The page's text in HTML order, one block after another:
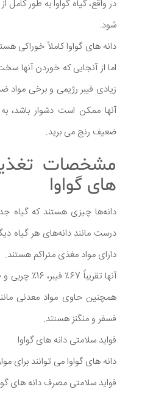
در واقع، گیاه گواوا به طور کامل
شود.
دانه های گواوا کاملاً خوراکی
اما از آنجایی که خوردن آنها
زیادی فیبر رژیمی و برخی
آنها ممکن است دشوار
ضعیف رنج می برید.
مشخصات
های گواوا
دانه‌ها چیزی هستند که گیاه
درست مانند دانه‌های هر گیاه
دارای مواد مغذی متراکم هستند.
همچنین حاوی مواد معدنی
فسفر و منگنز هستند.
فواید سلامتی دانه های گواوا
دانه های گواوا می توانند برای
فواید سلامتی مصرف دانه های